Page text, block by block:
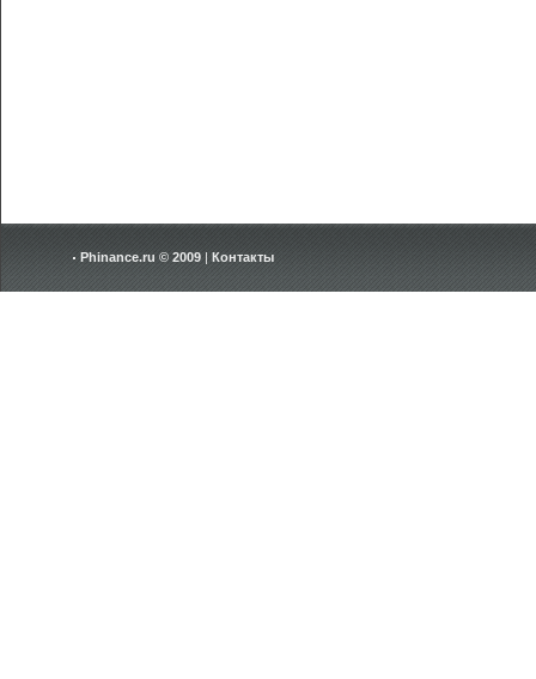
Phinance.ru © 2009 | Контакты